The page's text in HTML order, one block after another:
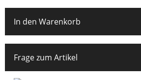
In den Warenkorb
Frage zum Artikel